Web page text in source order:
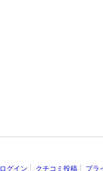
ログイン クチコミ投稿 プラ